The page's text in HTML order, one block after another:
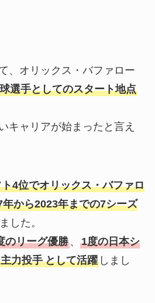
、オリックス・バファロー
選手としてのスタート地点
キャリアが始まったと言え
4位でオリックス・バファロ
年から2023年までの7シーズ
した。
のリーグ優勝、 1度の日本シ
主力投手 として活躍しまし